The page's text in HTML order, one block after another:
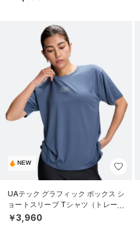
NEW
UAテック グラフィック ボックス シ
ョートスリーブ Tシャツ（トレーニ
ング/WOMEN）
￥3,960